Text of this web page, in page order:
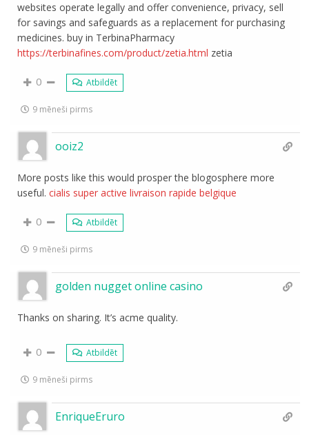
websites operate legally and offer convenience, privacy, sell
for savings and safeguards as a replacement for purchasing
medicines. buy in TerbinaPharmacy
https://terbinafines.com/product/zetia.html zetia
0 Atbildēt
9 mēneši pirms
ooiz2
More posts like this would prosper the blogosphere more
useful.cialis super active livraison rapide belgique
0 Atbildēt
9 mēneši pirms
golden nugget online casino
Thanks on sharing. It’s acme quality.
0 Atbildēt
9 mēneši pirms
EnriqueEruro